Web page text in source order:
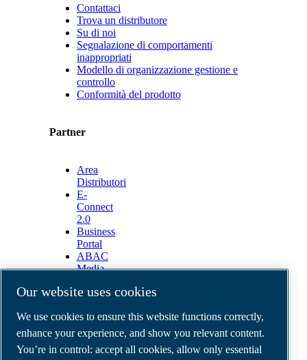
Contattaci
Trova un distributore
Su di noi
Segnalazione di comportamenti
inappropriati
Modello di organizzazione gestione e
controllo
Conformità del prodotto
Partner
Area
Distributori
E-
Connect
2.0
Business
Portal
ABAC
Media
Legal & Privacy Notices
Order return form
Order claim form
Our website uses cookies
We use cookies to ensure this website functions correctly,
enhance your experience, and show you relevant content.
You’re in control: accept all cookies, allow only essential